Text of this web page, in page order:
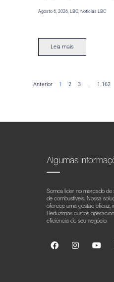
Agosto 6, 2026 ,LBC Noticias LBC
Leia mais
Anterior 1 2 3 … 1.162
Algumas
Somos líder no mercado
de combustíveis. Nossa
oferece uma gestão eficaz,
Reduzimos custos
eficiência do seu negócio.